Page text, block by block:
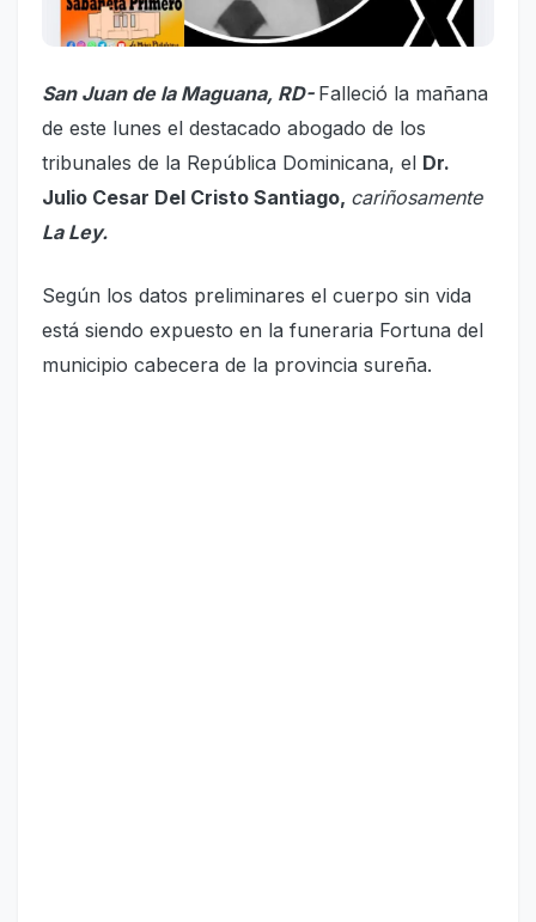
San Juan de la Maguana, RD- Falleció la mañana
de este lunes el destacado abogado de los
tribunales de la República Dominicana, el Dr.
Julio Cesar Del Cristo Santiago, cariñosamente
La Ley.
Según los datos preliminares el cuerpo sin vida
está siendo expuesto en la funeraria Fortuna del
municipio cabecera de la provincia sureña.